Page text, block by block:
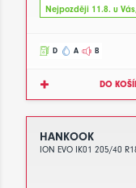
Nejpozději 11.8. u
D A B
DO
HANKOOK
ION EVO IK01 205/40